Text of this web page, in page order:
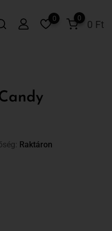
0 Ft
0
0
Raktáron